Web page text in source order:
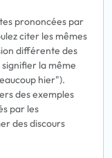
prononcées par
citer les mêmes
différente des
la même
hier").
des exemples
par les
des discours